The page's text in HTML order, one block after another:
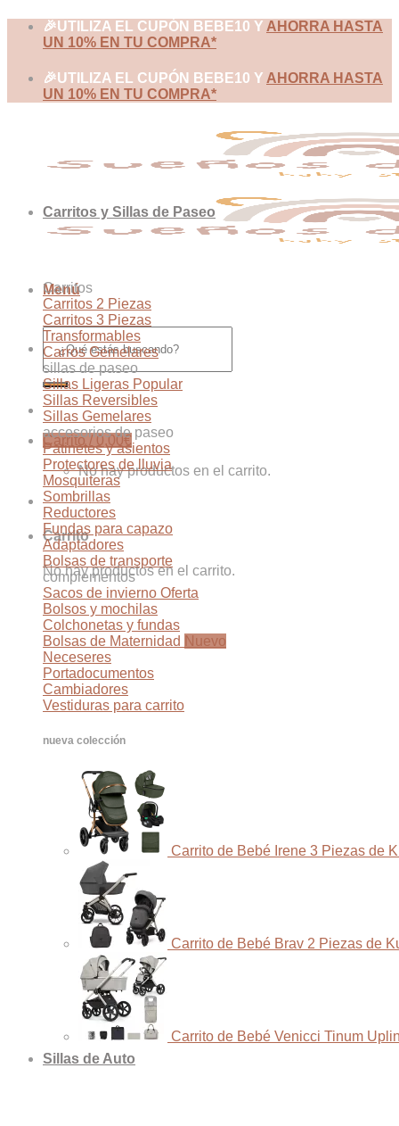
Skip
🎉UTILIZA EL CUPÓN BEBE10 Y AHORRA HASTA
UN 10% EN TU COMPRA*
🎉UTILIZA EL CUPÓN BEBE10 Y AHORRA HASTA
UN 10% EN TU COMPRA*
Menú
Buscar
por:
Carrito /0,00€
No hay productos en el carrito.
Carrito
No hay productos en el carrito.
Carritos y Sillas de Paseo
Carritos
Carritos 2 Piezas
Carritos 3 Piezas
Transformables
Carros Gemelares
sillas de paseo
Sillas Ligeras
Sillas Reversibles
Sillas Gemelares
accesorios de paseo
Patinetes y asientos
Protectores de lluvia
Mosquiteras
Sombrillas
Reductores
Fundas para capazo
Adaptadores
Bolsas de transporte
complementos
Sacos de invierno
Bolsos y mochilas
Colchonetas y fundas
Bolsas de Maternidad
Neceseres
Portadocumentos
Cambiadores
Vestiduras para carrito
nueva colección
Carrito de Bebé Irene 3 Piezas de
Carrito de Bebé Brav 2 Piezas de
Carrito de Bebé Venicci Tinum
Sillas de Auto